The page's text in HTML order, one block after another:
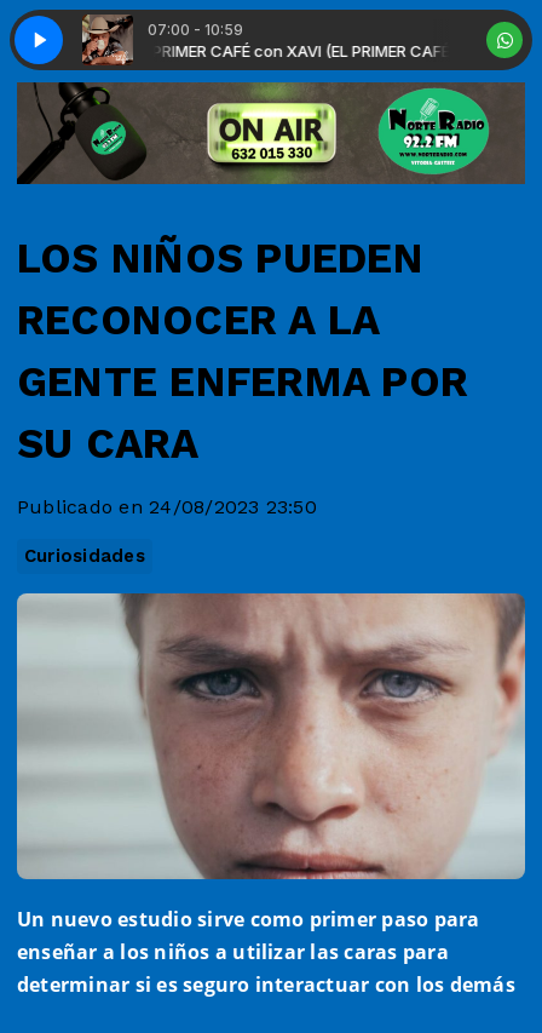
07:00 - 10:59
CAFÉ)EL PRIMER CAFÉ con XAVI (EL PRIMER CAFÉ)
EL PRIMER CAF
LOS NIÑOS PUEDEN
RECONOCER A LA
GENTE ENFERMA POR
SU CARA
Publicado en 24/08/2023 23:50
Curiosidades
Un nuevo estudio sirve como primer paso para
enseñar a los niños a utilizar las caras para
determinar si es seguro interactuar con los demás